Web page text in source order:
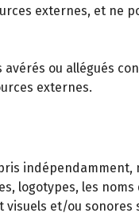
externes, et ne
ou allégués
externes.
logotypes, les
et/ou